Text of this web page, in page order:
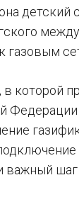
газовым
которой
важный